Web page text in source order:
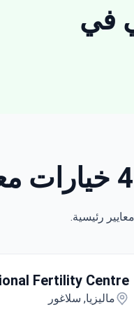
في
Fertility Centre
ماليزيا, سلاغور